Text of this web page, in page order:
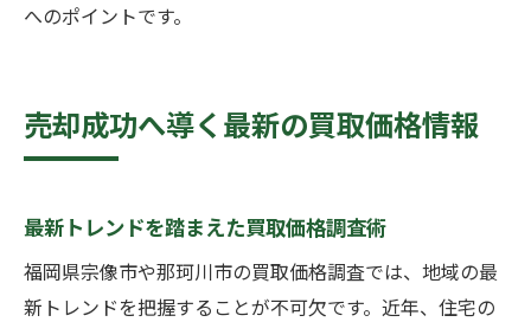
へのポイントです。
売却成功へ導く最新の買取価格情報
最新トレンドを踏まえた買取価格調査術
福岡県宗像市や那珂川市の買取価格調査では、地域の最
新トレンドを把握することが不可欠です。近年、住宅の